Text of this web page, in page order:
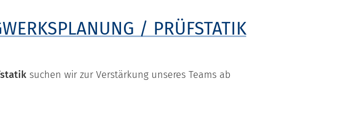
/ PRÜFSTATIK
suchen wir zur Verstärkung unseres Teams ab